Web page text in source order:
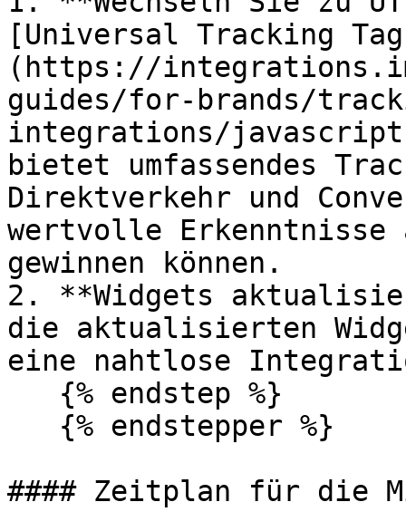
[Universal Tracking
(https://
guides/for-brands/
integrations/
bietet umfassendes
Direktverkehr und
wertvolle Erkenntnisse
gewinnen können.
2. **Widgets
die aktualisierten
eine nahtlose
#### Zeitplan für die